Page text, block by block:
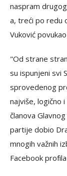
naspram
a, treći po redu
Vuković
"Od strane
su ispunjeni svi
sprovedenog
najviše, logično
članova
partije dobio
mnogih važnih
Facebook